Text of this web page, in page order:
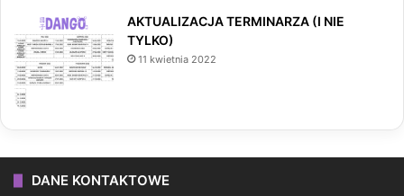
AKTUALIZACJA TERMINARZA (I NIE
TYLKO)
11 kwietnia 2022
DANE KONTAKTOWE